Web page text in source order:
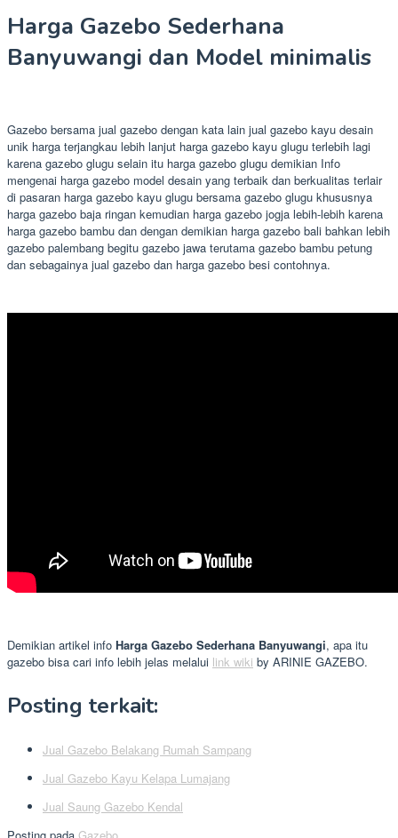
Harga Gazebo Sederhana
Banyuwangi dan Model minimalis
Gazebo bersama jual gazebo dengan kata lain jual gazebo kayu desain
unik harga terjangkau lebih lanjut harga gazebo kayu glugu terlebih lagi
karena gazebo glugu selain itu harga gazebo glugu demikian Info
mengenai harga gazebo model desain yang terbaik dan berkualitas terlair
di pasaran harga gazebo kayu glugu bersama gazebo glugu khususnya
harga gazebo baja ringan kemudian harga gazebo jogja lebih-lebih karena
harga gazebo bambu dan dengan demikian harga gazebo bali bahkan lebih
gazebo palembang begitu gazebo jawa terutama gazebo bambu petung
dan sebagainya jual gazebo dan harga gazebo besi contohnya.
Demikian artikel info Harga Gazebo Sederhana Banyuwangi, apa itu
gazebo bisa cari info lebih jelas melalui link wiki by ARINIE GAZEBO.
Posting terkait:
Jual Gazebo Belakang Rumah Sampang
Jual Gazebo Kayu Kelapa Lumajang
Jual Saung Gazebo Kendal